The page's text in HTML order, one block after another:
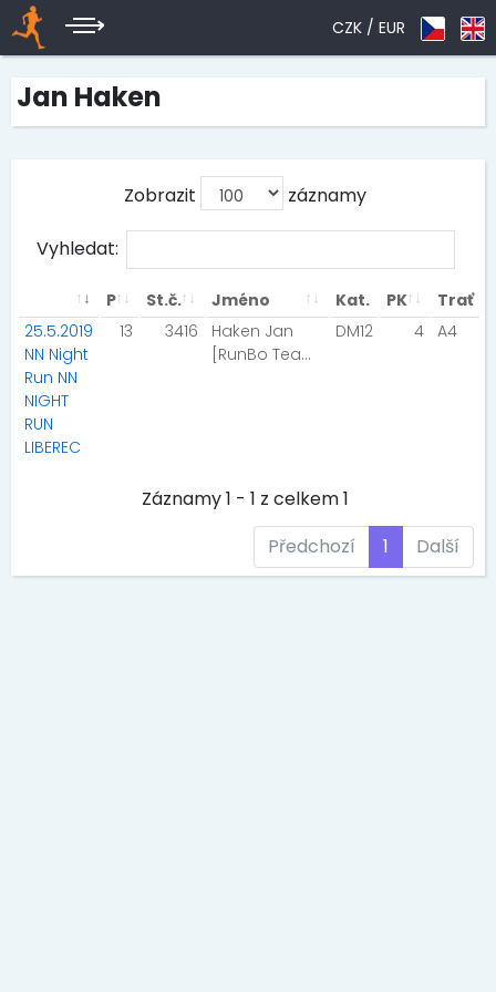
CZK / EUR
Jan Haken
Zobrazit záznamy
Vyhledat:
P St.č. Jméno Kat. PK
Trať
25.5.2019
NN Night
Run NN
NIGHT
RUN
LIBEREC
13 3416
Haken Jan
[RunBo Team Liberec]
DM12 4 A4
Záznamy 1 - 1 z celkem 1
Předchozí
1 Další